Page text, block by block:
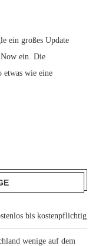
ein großes Update
Now ein. Die
etwas wie eine
bis kostenpflichtig
wenige auf dem